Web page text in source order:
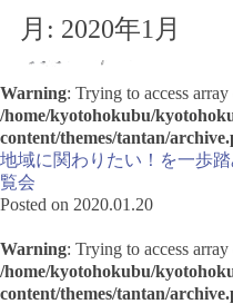
月: 2020年1月
Warning: Trying to access
/home/kyotohokubu/
content/themes/tantan/
地域に関わりたい！を一歩
覧会
Posted on 2020.01.20
Warning: Trying to access
/home/kyotohokubu/
content/themes/tantan/